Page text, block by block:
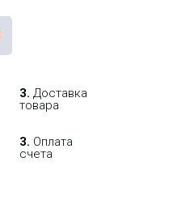
3. Доставка
товара
3. Оплата
счета